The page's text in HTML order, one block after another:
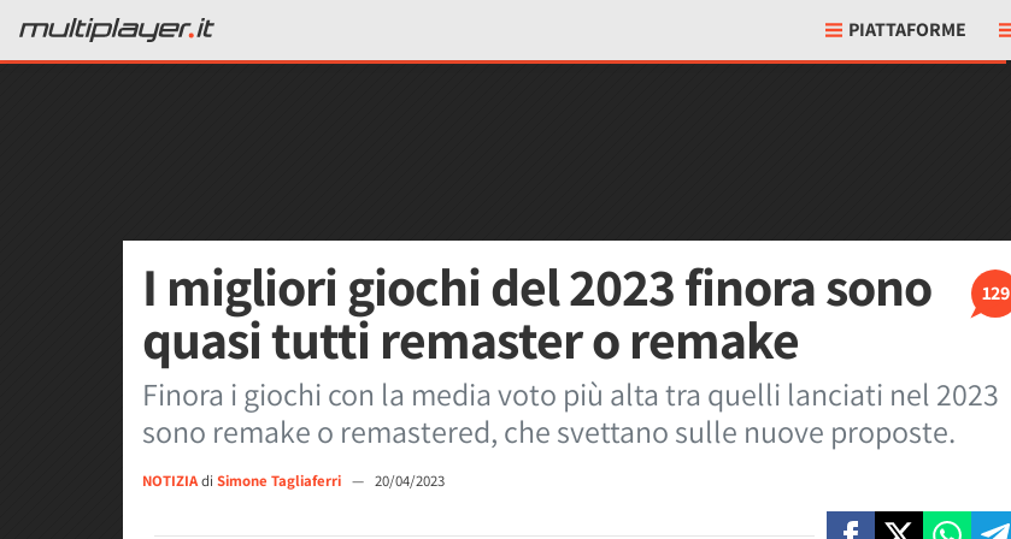
PIATTAFORME
129
I migliori giochi del 2023 finora sono
quasi tutti remaster o remake
Finora i giochi con la media voto più alta tra quelli lanciati nel 2023
sono remake o remastered, che svettano sulle nuove proposte.
NOTIZIAdi Simone Tagliaferri — 20/04/2023